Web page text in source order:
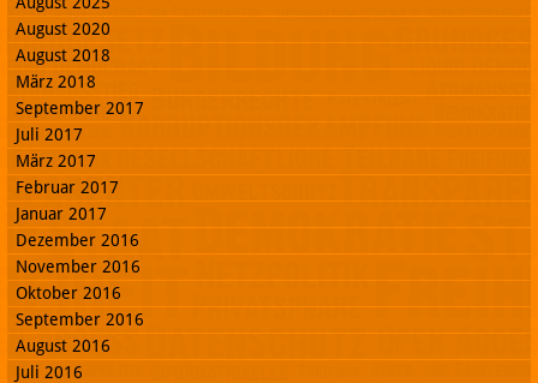
August 2020
August 2018
März 2018
September 2017
Juli 2017
März 2017
Februar 2017
Januar 2017
Dezember 2016
November 2016
Oktober 2016
September 2016
August 2016
Juli 2016